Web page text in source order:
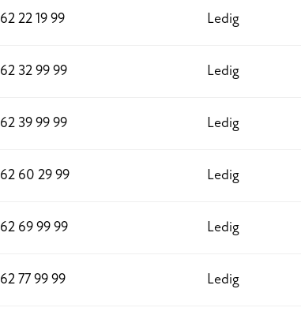
62 22 19 99 Ledig
62 32 99 99 Ledig
62 39 99 99 Ledig
62 60 29 99 Ledig
62 69 99 99 Ledig
62 77 99 99 Ledig